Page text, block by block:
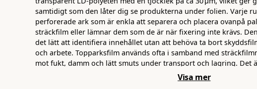
samtidigt som den låter dig se produkterna under folien. Varje
perforerade ark som är enkla att separera och placera ovanpå
sträckfilm eller lämnar dem som de är när fixering inte krävs.
det lätt att identifiera innehållet utan att behöva ta bort
och arbete. Topparksfilm används ofta i samband med
mot fukt, damm och lätt smuts under transport och lagring. Det
kostnadseffektiv lösning för företag som vill säkerställa att varor
skyddade genom hela processen – från lager till leverans.
Visa mer